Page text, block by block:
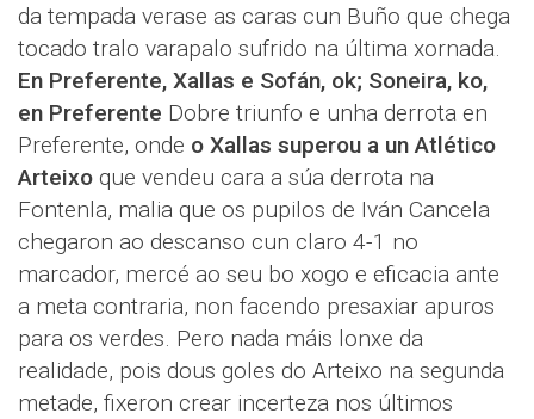
da tempada verase as caras cun Buño que chega
tocado tralo varapalo sufrido na última xornada.
En Preferente, Xallas e Sofán, ok; Soneira, ko,
en Preferente Dobre triunfo e unha derrota en
Preferente, onde o Xallas superou a un Atlético
Arteixo que vendeu cara a súa derrota na
Fontenla, malia que os pupilos de Iván Cancela
chegaron ao descanso cun claro 4-1 no
marcador, mercé ao seu bo xogo e eficacia ante
a meta contraria, non facendo presaxiar apuros
para os verdes. Pero nada máis lonxe da
realidade, pois dous goles do Arteixo na segunda
metade, fixeron crear incerteza nos últimos